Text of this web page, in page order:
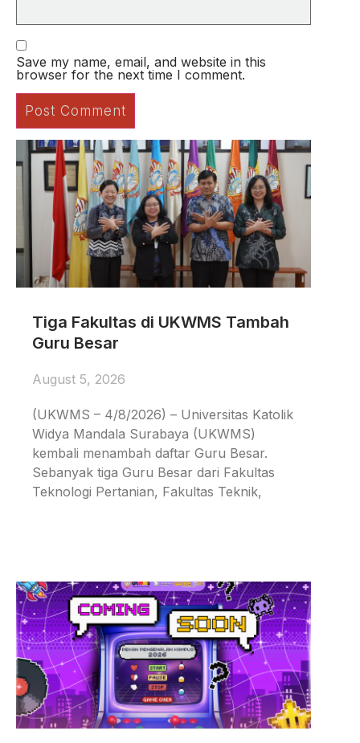
Save my name, email, and website in this
browser for the next time I comment.
Tiga Fakultas di UKWMS Tambah
Guru Besar
August 5, 2026
(UKWMS – 4/8/2026) – Universitas Katolik
Widya Mandala Surabaya (UKWMS)
kembali menambah daftar Guru Besar.
Sebanyak tiga Guru Besar dari Fakultas
Teknologi Pertanian, Fakultas Teknik,